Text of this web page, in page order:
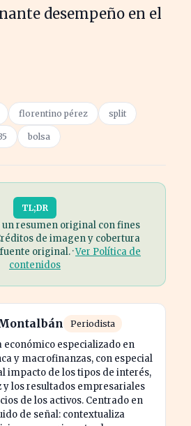
desempeño en el
florentino pérez split
bolsa
TL;DR
un resumen original con fines
de imagen y cobertura
original. ·Ver Política de
contenidos
Periodista
económico especializado en
y macrofinanzas, con especial
impacto de los tipos de interés,
y los resultados empresariales
de los activos. Centrado en
de señal: contextualiza